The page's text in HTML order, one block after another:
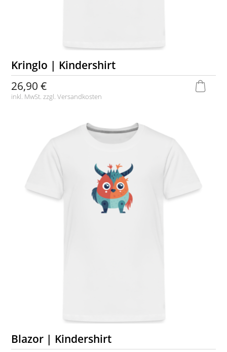
Kringlo | Kindershirt
26,90 €
inkl. MwSt. zzgl.Versandkosten
Blazor | Kindershirt